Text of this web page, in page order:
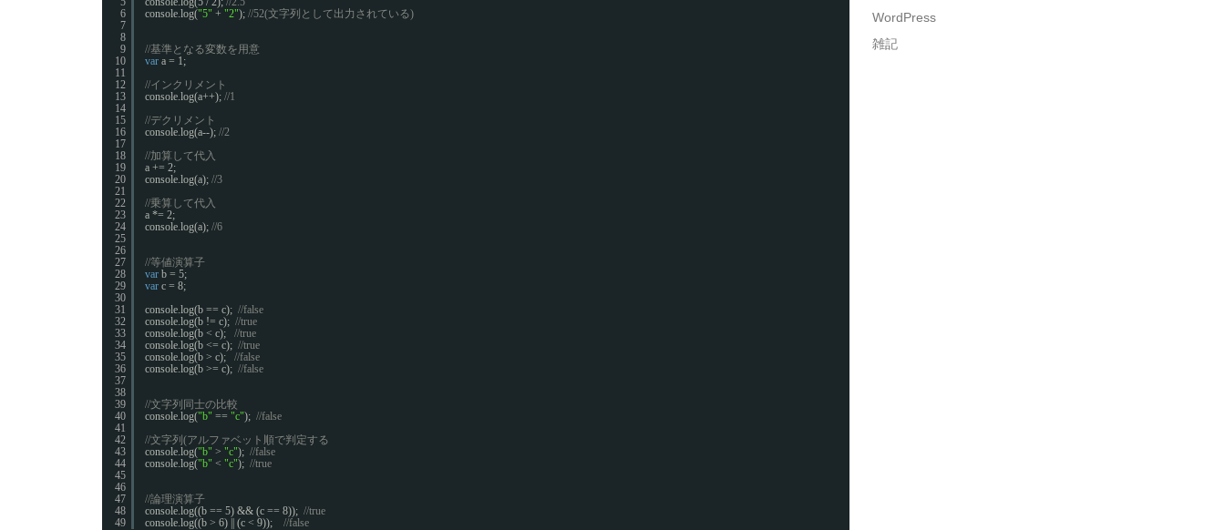
6
7
8
9
10
11
12
13
14
15
16
17
18
19
20
21
22
23
24
25
26
27
28
29
30
31
32
33
34
35
36
37
38
39
40
41
42
43
44
45
46
47
48
49
console.log("5" + "2"); //52(文字列として出力されている)
//基準となる変数を用意
var a = 1;
//インクリメント
console.log(a++); //1
//デクリメント
console.log(a--); //2
//加算して代入
a += 2;
console.log(a); //3
//乗算して代入
a *= 2;
console.log(a); //6
//等値演算子
var b = 5;
var c = 8;
console.log(b == c); //false
console.log(b != c); //true
console.log(b < c); //true
console.log(b <= c); //true
console.log(b > c); //false
console.log(b >= c); //false
//文字列同士の比較
console.log("b" == "c"); //false
//文字列(アルファベット順で判定する
console.log("b" > "c"); //false
console.log("b" < "c"); //true
//論理演算子
console.log((b == 5) && (c == 8)); //true
console.log((b > 6) || (c < 9)); //false
WordPress
雑記